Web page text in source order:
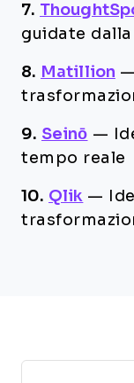
7.
guidate
8. Matillion —
9. Seinō —
tempo reale
10. Qlik —